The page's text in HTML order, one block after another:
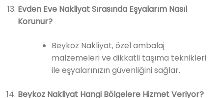
Evden Eve Nakliyat Sırasında Eşyalarım Nasıl
Korunur?
Beykoz Nakliyat, özel ambalaj
malzemeleri ve dikkatli taşıma teknikleri
ile eşyalarınızın güvenliğini sağlar.
Beykoz Nakliyat Hangi Bölgelere Hizmet Veriyor?